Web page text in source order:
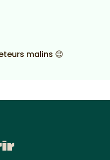
malins 😉